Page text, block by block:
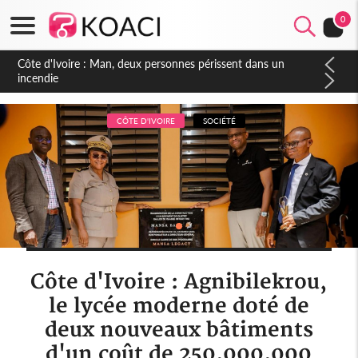
0
Côte d'Ivoire : Séileu, la célébration de la fête nationale
transformée en vaste campagne contre les produits
dépigmentants dangereux
CÔTE D'IVOIRE SOCIÉTÉ
Côte d'Ivoire : Agnibilekrou,
le lycée moderne doté de
deux nouveaux bâtiments